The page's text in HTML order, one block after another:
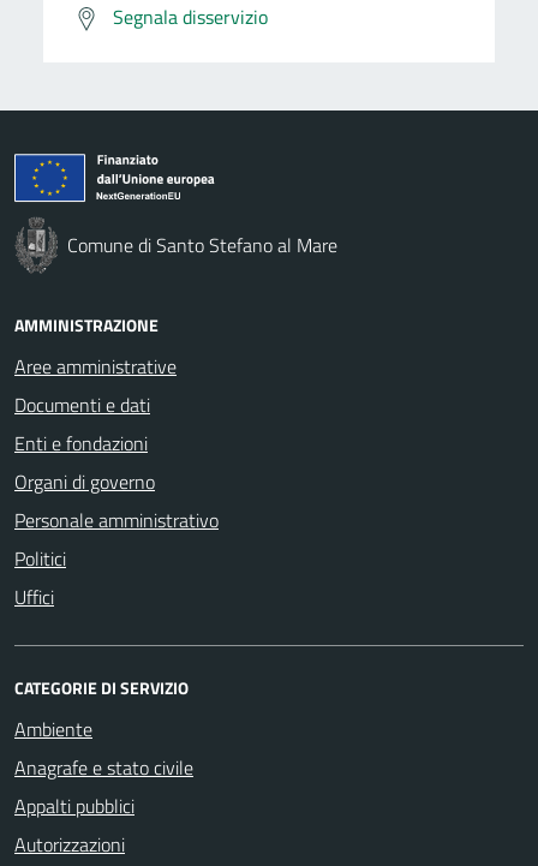
Segnala disservizio
Comune di Santo Stefano al Mare
AMMINISTRAZIONE
Aree amministrative
Documenti e dati
Enti e fondazioni
Organi di governo
Personale amministrativo
Politici
Uffici
CATEGORIE DI SERVIZIO
Ambiente
Anagrafe e stato civile
Appalti pubblici
Autorizzazioni